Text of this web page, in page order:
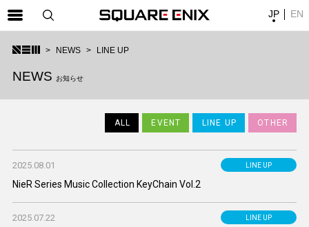
SQUARE ENIX 公式サイトメニュー
ゲーム
メンバーズ
JP EN
NEWS LINE UP
NEWS お知らせ
ALL EVENT LINE UP OTHER
LINE UP
2025.08.01
NieR Series Music Collection KeyChain Vol.2
LINE UP
2025.07.22